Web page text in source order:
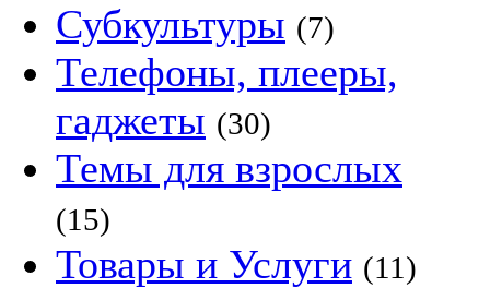
Субкультуры (7)
Телефоны, плееры,
гаджеты (30)
Темы для взрослых
(15)
Товары и Услуги (11)